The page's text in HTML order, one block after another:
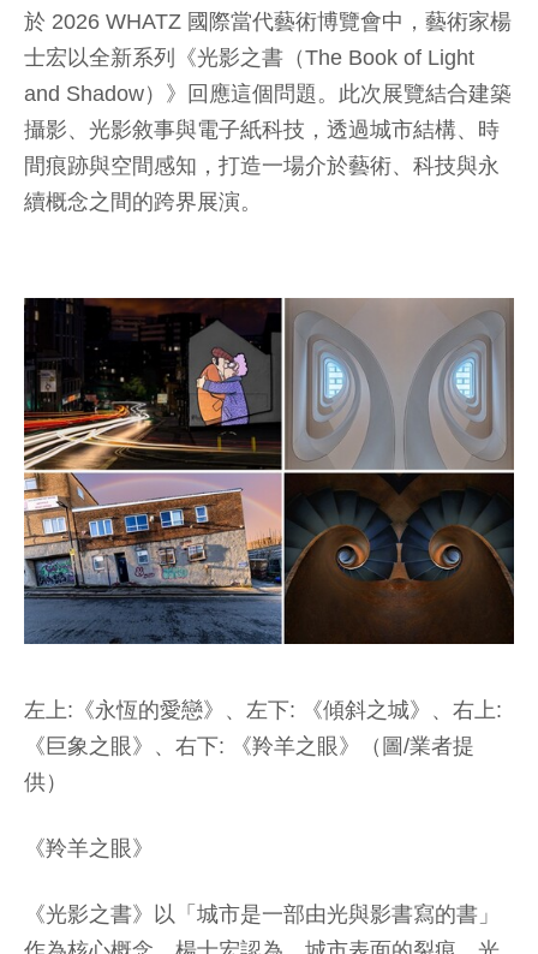
於 2026 WHATZ 國際當代藝術博覽會中，藝術家楊
士宏以全新系列《光影之書（The Book of Light
and Shadow）》回應這個問題。此次展覽結合建築
攝影、光影敘事與電子紙科技，透過城市結構、時
間痕跡與空間感知，打造一場介於藝術、科技與永
續概念之間的跨界展演。
左上:《永恆的愛戀》、左下: 《傾斜之城》、右上:
《巨象之眼》、右下: 《羚羊之眼》（圖/業者提
供）
《羚羊之眼》
《光影之書》以「城市是一部由光與影書寫的書」